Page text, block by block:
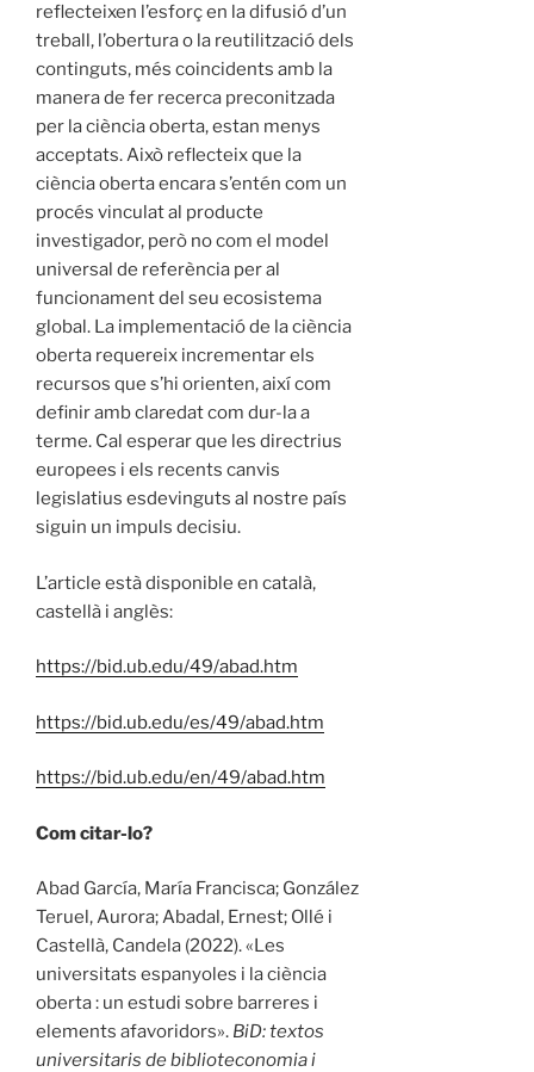
reflecteixen l’esforç en la difusió d’un
treball, l’obertura o la reutilització dels
continguts, més coincidents amb la
manera de fer recerca preconitzada
per la ciència oberta, estan menys
acceptats. Això reflecteix que la
ciència oberta encara s’entén com un
procés vinculat al producte
investigador, però no com el model
universal de referència per al
funcionament del seu ecosistema
global. La implementació de la ciència
oberta requereix incrementar els
recursos que s’hi orienten, així com
definir amb claredat com dur-la a
terme. Cal esperar que les directrius
europees i els recents canvis
legislatius esdevinguts al nostre país
siguin un impuls decisiu.
L’article està disponible en català,
castellà i anglès:
https://bid.ub.edu/49/abad.htm
https://bid.ub.edu/es/49/abad.htm
https://bid.ub.edu/en/49/abad.htm
Com citar-lo?
Abad García, María Francisca; González
Teruel, Aurora; Abadal, Ernest; Ollé i
Castellà, Candela (2022). «Les
universitats espanyoles i la ciència
oberta : un estudi sobre barreres i
elements afavoridors». BiD: textos
universitaris de biblioteconomia i